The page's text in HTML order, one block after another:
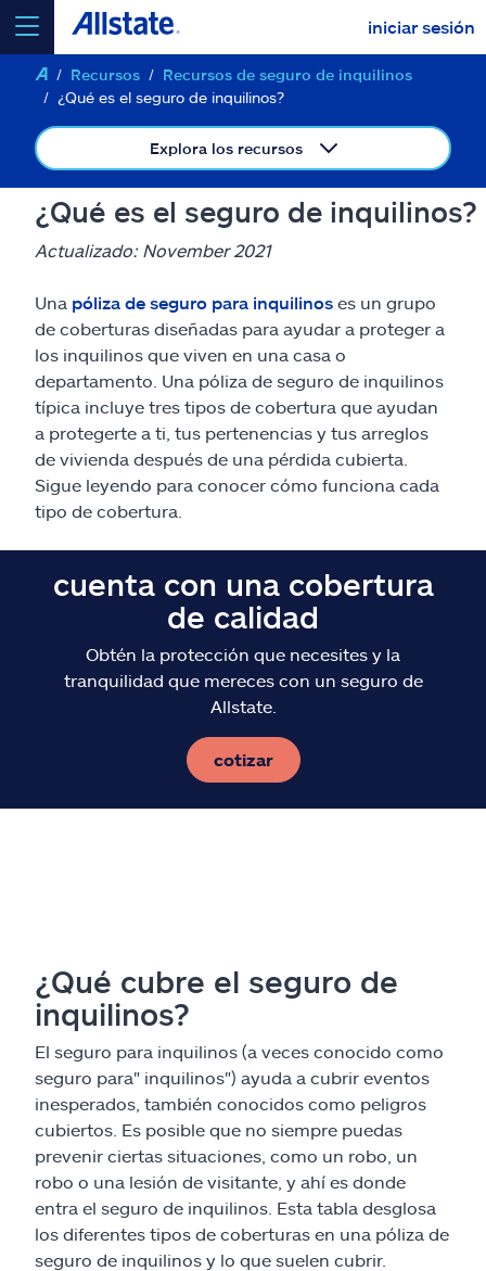
iniciar sesión
seleccionar un producto para cotizar
Select a Product
continuar una cotización
Seguros y más
Recursos
Reclamos
Asistencia y apoyo
Explore Allstate
Recursos
Recursos de seguro de inquilinos
¿Qué es el seguro de inquilinos?
Explora los recursos
¿Qué es el seguro de inquilinos?
Actualizado: November 2021
Una póliza de seguro para inquilinos es un grupo
de coberturas diseñadas para ayudar a proteger a
los inquilinos que viven en una casa o
departamento. Una póliza de seguro de inquilinos
típica incluye tres tipos de cobertura que ayudan
a protegerte a ti, tus pertenencias y tus arreglos
de vivienda después de una pérdida cubierta.
Sigue leyendo para conocer cómo funciona cada
tipo de cobertura.
cuenta con una cobertura
de calidad
Obtén la protección que necesites y la
tranquilidad que mereces con un seguro de
Allstate.
cotizar
¿Qué cubre el seguro de
inquilinos?
El seguro para inquilinos (a veces conocido como
seguro para" inquilinos") ayuda a cubrir eventos
inesperados, también conocidos como peligros
cubiertos. Es posible que no siempre puedas
prevenir ciertas situaciones, como un robo, un
robo o una lesión de visitante, y ahí es donde
entra el seguro de inquilinos. Esta tabla desglosa
los diferentes tipos de coberturas en una póliza de
seguro de inquilinos y lo que suelen cubrir.